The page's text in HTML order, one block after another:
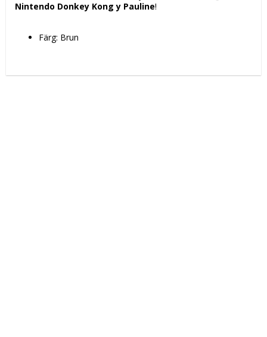
Nintendo Donkey Kong y Pauline!
Färg: Brun